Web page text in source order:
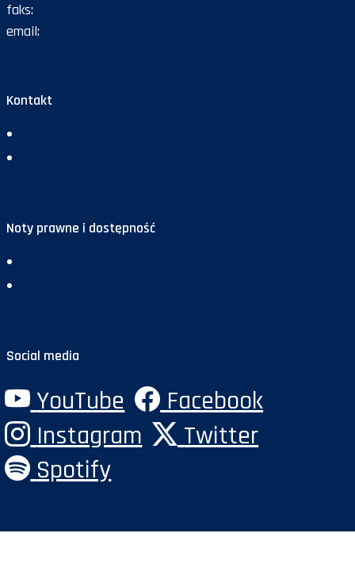
faks:
email:
Kontakt
Noty prawne i dostępność
Social media
YouTube
Facebook
Instagram
Twitter
Spotify